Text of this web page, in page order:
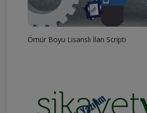
Ömür Boyu Lisanslı İlan Scripti